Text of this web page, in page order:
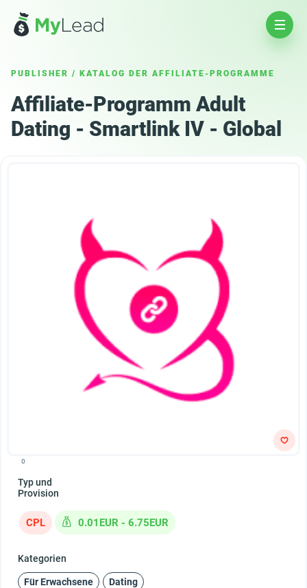
PUBLISHER / KATALOG DER AFFILIATE-PROGRAMME
Affiliate-Programm Adult
Dating - Smartlink IV - Global
0
Typ und
Provision
CPL 0.01EUR - 6.75EUR
Kategorien
Für Erwachsene Dating